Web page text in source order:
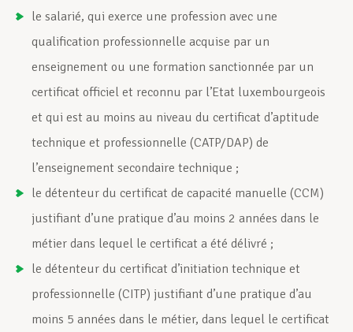
le salarié, qui exerce une profession avec une
qualification professionnelle acquise par un
enseignement ou une formation sanctionnée par un
certificat officiel et reconnu par l’Etat luxembourgeois
et qui est au moins au niveau du certificat d’aptitude
technique et professionnelle (CATP/DAP) de
l’enseignement secondaire technique ;
le détenteur du certificat de capacité manuelle (CCM)
justifiant d’une pratique d’au moins 2 années dans le
métier dans lequel le certificat a été délivré ;
le détenteur du certificat d’initiation technique et
professionnelle (CITP) justifiant d’une pratique d’au
moins 5 années dans le métier, dans lequel le certificat